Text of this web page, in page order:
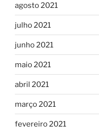
agosto 2021
julho 2021
junho 2021
maio 2021
abril 2021
março 2021
fevereiro 2021